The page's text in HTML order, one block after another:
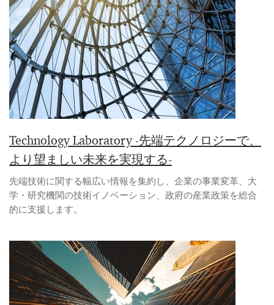
Technology Laboratory -先端テクノロジーで、
より望ましい未来を実現する-
先端技術に関する幅広い情報を集約し、企業の事業変革、大
学・研究機関の技術イノベーション、政府の産業政策を総合
的に支援します。